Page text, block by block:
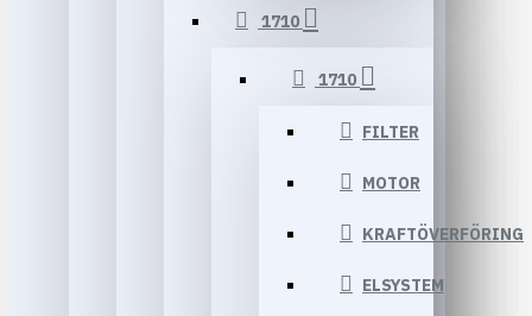
1710
1710
FILTER
MOTOR
KRAFTÖVERFÖRING
ELSYSTEM